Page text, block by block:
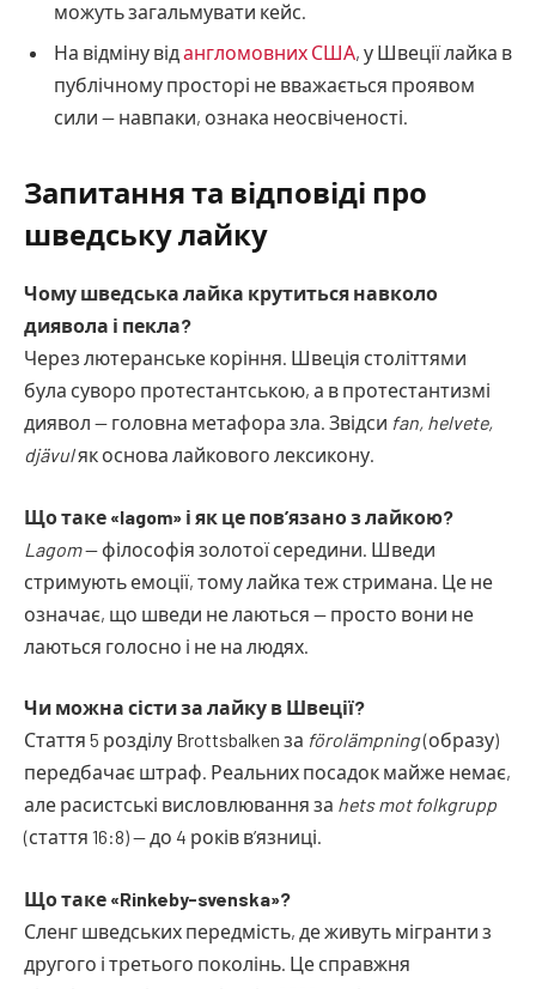
можуть загальмувати кейс.
На відміну відангломовних США, у Швеції лайка в
публічному просторі не вважається проявом
сили — навпаки, ознака неосвіченості.
Запитання та відповіді про
шведську лайку
Чому шведська лайка крутиться навколо
диявола і пекла?
Через лютеранське коріння. Швеція століттями
була суворо протестантською, а в протестантизмі
диявол — головна метафора зла. Звідси fan, helvete,
djävulяк основа лайкового лексикону.
Що таке «lagom» і як це пов’язано з лайкою?
Lagom— філософія золотої середини. Шведи
стримують емоції, тому лайка теж стримана. Це не
означає, що шведи не лаються — просто вони не
лаються голосно і не на людях.
Чи можна сісти за лайку в Швеції?
Стаття 5 розділу Brottsbalken за förolämpning(образу)
передбачає штраф. Реальних посадок майже немає,
але расистські висловлювання за hets mot folkgrupp
(стаття 16:8) — до 4 років в’язниці.
Що таке «Rinkeby-svenska»?
Сленг шведських передмість, де живуть мігранти з
другого і третього поколінь. Це справжня